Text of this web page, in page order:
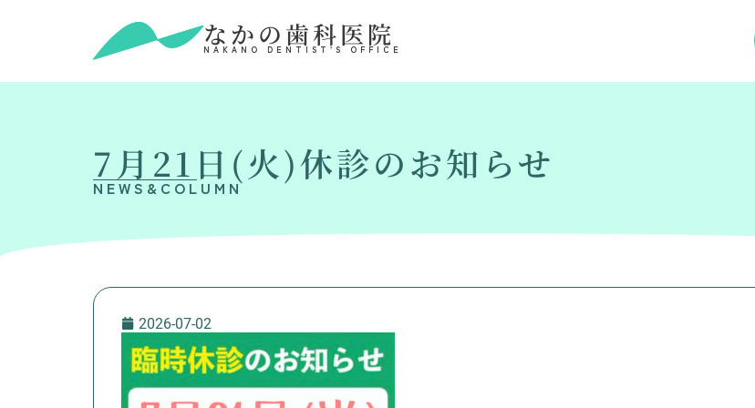
なかの歯科医院
NAKANO DENTIST’S OFFICE
7月21日(火)休診のお知らせ
NEWS&COLUMN
2026-07-02